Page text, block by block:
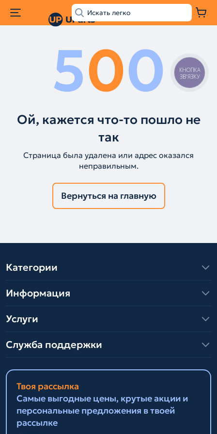
500
Ой, кажется что-то пошло не
так
Страница была удалена или адрес оказался
неправильным.
Вернуться на главную
Категории
Информация
Услуги
Служба поддержки
Твоя рассылка
Самые выгодные цены, крутые акции и
персональные предложения в твоей
рассылке
КНОПКА
ЗВ'ЯЗКУ